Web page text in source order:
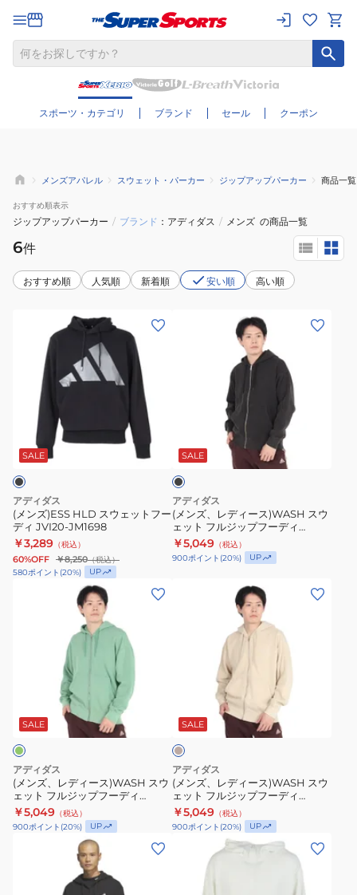
スポーツ・カテゴリ ブランド セール クーポン
さらに絞り込む
メンズアパレル スウェット・パーカー ジップアップパーカー 商品一覧
おすすめ順表示
ジップアップパーカー / ブランド アディダス / メンズ の商品一覧
6件
おすすめ順 人気順 新着順 安い順 高い順
ズ)ESS
ッ
ト
フ
ー
デ
ィ
JVI20-
SALE
アディダス
(メンズ)ESS HLD スウェットフー
ディ JVI20-JM1698
￥3,289 （税込）
60%OFF ￥8,250（税込）
580ポイント (20%) UP
ス)WASH
ス
ウ
ェ
ッ
ト
ィ
JP4613
SALE
ブ
ラ
アディダス
(メンズ、レディース)WASH スウ
ェット フルジップフーディ
KSA12-JP4613
￥5,049 （税込）
900ポイント (20%) UP
ス)WASH
ス
ウ
ェ
ッ
ト
SALE
アディダス
(メンズ、レディース)WASH スウ
ェット フルジップフーディ
KSA12-JP4614
￥5,049 （税込）
900ポイント (20%) UP
ス)WASH
ス
ウ
ェ
ッ
ト
SALE
ベ
ー
ジ
ュ
アディダス
(メンズ、レディース)WASH スウ
ェット フルジップフーディ
KSA12-JP4615
￥5,049 （税込）
900ポイント (20%) UP
ズ)MACEFZ